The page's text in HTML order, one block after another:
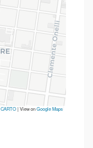
CARTO| View onGoogle Maps